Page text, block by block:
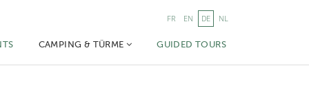
FR EN DE NL
CAMPING & TÜRME GUIDED TOURS